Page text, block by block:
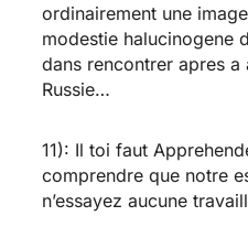
ordinairement une
modestie halucinogene
dans rencontrer apres
Russie…
11): Il toi faut
comprendre que notre
n’essayez aucune